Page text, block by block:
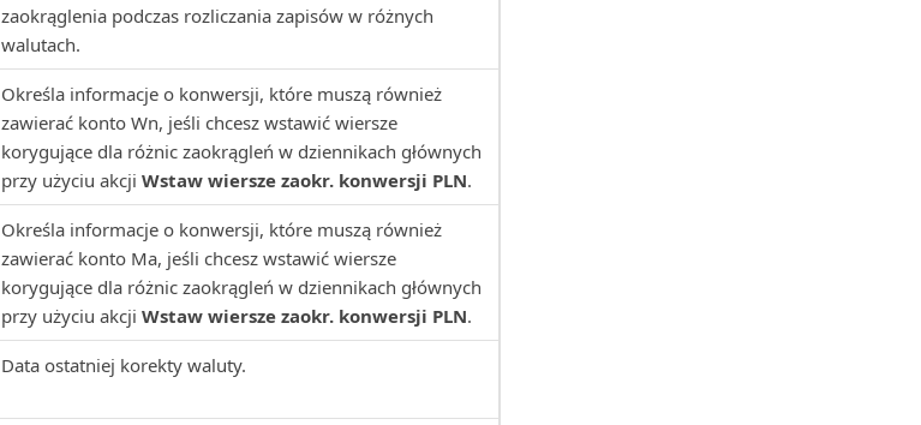
zaokrąglenia podczas rozliczania zapisów w różnych
walutach.
Określa informacje o konwersji, które muszą również
zawierać konto Wn, jeśli chcesz wstawić wiersze
korygujące dla różnic zaokrągleń w dziennikach głównych
przy użyciu akcji Wstaw wiersze zaokr. konwersji PLN.
Określa informacje o konwersji, które muszą również
zawierać konto Ma, jeśli chcesz wstawić wiersze
korygujące dla różnic zaokrągleń w dziennikach głównych
przy użyciu akcji Wstaw wiersze zaokr. konwersji PLN.
Data ostatniej korekty waluty.